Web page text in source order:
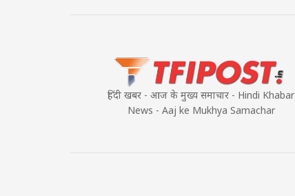
हिंदी खबर - आज के मुख्य समाचार - Hindi Khabar
News - Aaj ke Mukhya Samachar